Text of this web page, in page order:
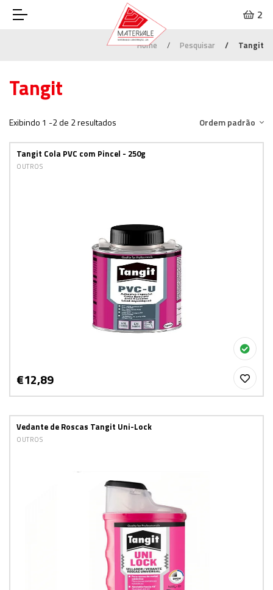
2
Home Pesquisar Tangit
Tangit
Exibindo 1 -2 de 2 resultados Ordem padrão
Tangit Cola PVC com Pincel - 250g
OUTROS
€12,89
Vedante de Roscas Tangit Uni-Lock
OUTROS